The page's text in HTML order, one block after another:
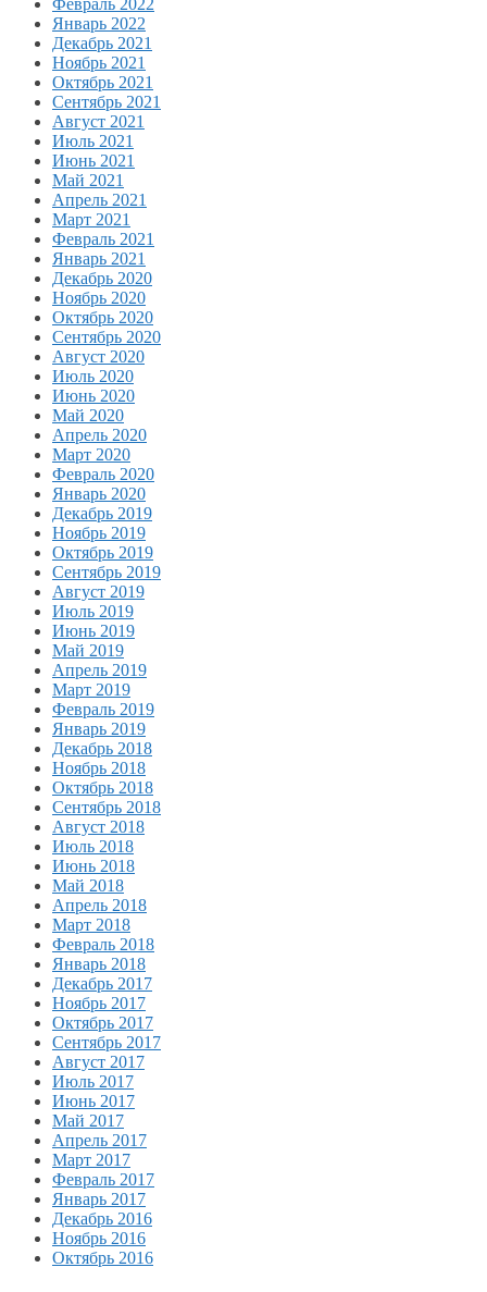
Февраль 2022
Январь 2022
Декабрь 2021
Ноябрь 2021
Октябрь 2021
Сентябрь 2021
Август 2021
Июль 2021
Июнь 2021
Май 2021
Апрель 2021
Март 2021
Февраль 2021
Январь 2021
Декабрь 2020
Ноябрь 2020
Октябрь 2020
Сентябрь 2020
Август 2020
Июль 2020
Июнь 2020
Май 2020
Апрель 2020
Март 2020
Февраль 2020
Январь 2020
Декабрь 2019
Ноябрь 2019
Октябрь 2019
Сентябрь 2019
Август 2019
Июль 2019
Июнь 2019
Май 2019
Апрель 2019
Март 2019
Февраль 2019
Январь 2019
Декабрь 2018
Ноябрь 2018
Октябрь 2018
Сентябрь 2018
Август 2018
Июль 2018
Июнь 2018
Май 2018
Апрель 2018
Март 2018
Февраль 2018
Январь 2018
Декабрь 2017
Ноябрь 2017
Октябрь 2017
Сентябрь 2017
Август 2017
Июль 2017
Июнь 2017
Май 2017
Апрель 2017
Март 2017
Февраль 2017
Январь 2017
Декабрь 2016
Ноябрь 2016
Октябрь 2016